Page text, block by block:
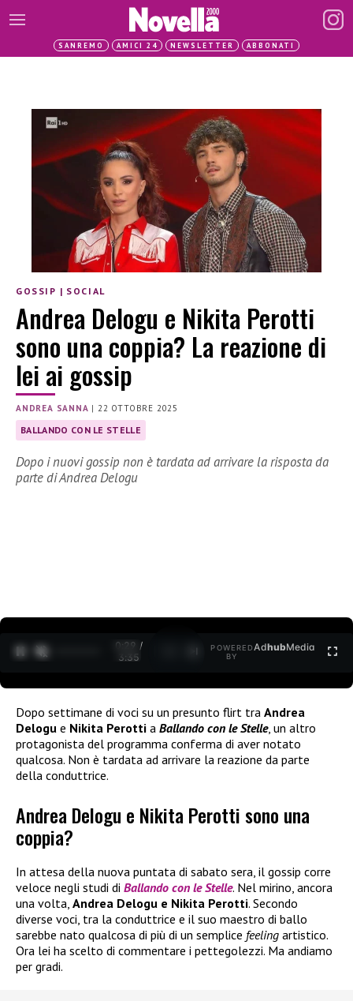
SANREMO AMICI 24 NEWSLETTER ABBONATI
GOSSIP | SOCIAL
Andrea Delogu e Nikita Perotti
sono una coppia? La reazione di
lei ai gossip
ANDREA SANNA |22 OTTOBRE 2025
BALLANDO CON LE STELLE
Dopo i nuovi gossip non è tardata ad arrivare la risposta da
parte di Andrea Delogu
0:30 /
3:35
POWERED
BY
AdhubMedia
Dopo settimane di voci su un presunto flirt tra Andrea
Delogu e Nikita Perotti a Ballando con le Stelle, un altro
protagonista del programma conferma di aver notato
qualcosa. Non è tardata ad arrivare la reazione da parte
della conduttrice.
Andrea Delogu e Nikita Perotti sono una
coppia?
In attesa della nuova puntata di sabato sera, il gossip corre
veloce negli studi di Ballando con le Stelle. Nel mirino, ancora
una volta, Andrea Delogu e Nikita Perotti. Secondo
diverse voci, tra la conduttrice e il suo maestro di ballo
sarebbe nato qualcosa di più di un semplice feeling artistico.
Ora lei ha scelto di commentare i pettegolezzi. Ma andiamo
per gradi.